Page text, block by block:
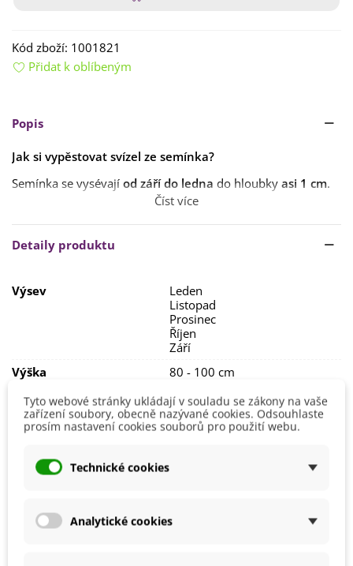
Kód zboží: 1001821
Přidat k oblíbeným
Popis
Jak si vypěstovat svízel ze semínka?
Semínka se vysévají od září do ledna do hloubky asi 1 cm.
slunce nebo polostín
býtdobře propustná,s přídavkem rašeliny.
Rostlina jevelice nenáročná na pěstování
Číst více
Detaily produktu
Výsev
Leden
Listopad
Prosinec
Říjen
Září
Výška
80 - 100 cm
Stanoviště
Polostín
Slunečné
Barva Květů
Žlutá
Doba Kvetení
Možnosti Pěstování
Venku
Tyto webové stránky ukládají v souladu se zákony na vaše
zařízení soubory, obecně nazývané cookies. Odsouhlaste
prosím nastavení cookies souborů pro použití webu.
Technické cookies
Analytické cookies